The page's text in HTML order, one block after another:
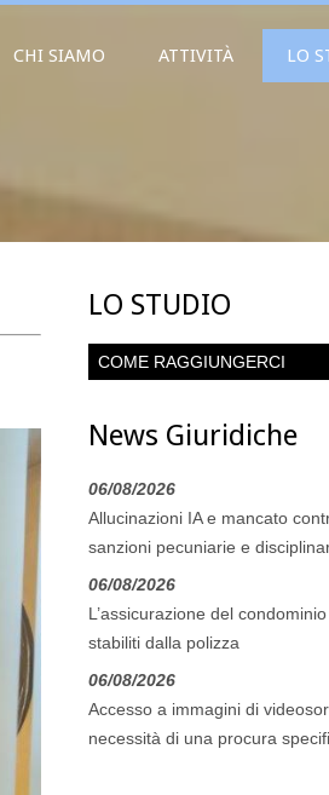
CHI SIAMO ATTIVITÀ LO
LO STUDIO
COME RAGGIUNGERCI
News Giuridiche
06/08/2026
Allucinazioni IA e mancato
sanzioni pecuniarie e
06/08/2026
L’assicurazione del
stabiliti dalla polizza
06/08/2026
Accesso a immagini di
necessità di una procura